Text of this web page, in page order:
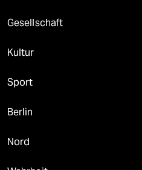
Gesellschaft
Kultur
Sport
Berlin
Nord